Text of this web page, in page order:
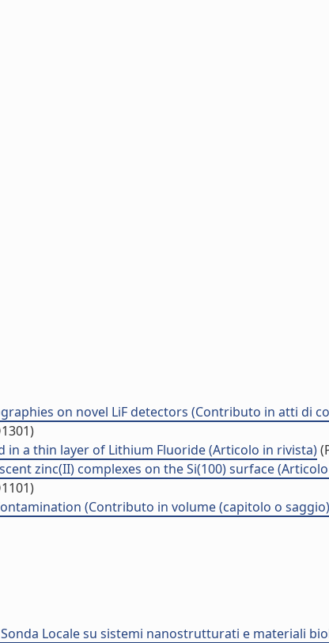
on novel LiF detectors (Contributo in atti di
in a thin layer of Lithium Fluoride (Articolo in rivista)
zinc(II) complexes on the Si(100) surface
(Contributo in volume (capitolo o
Locale su sistemi nanostrutturati e materiali